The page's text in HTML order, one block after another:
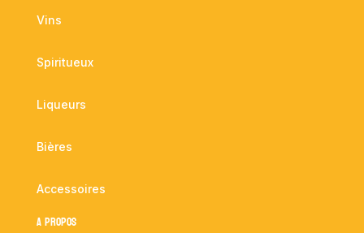
Vins
Spiritueux
Liqueurs
Bières
Accessoires
A propos